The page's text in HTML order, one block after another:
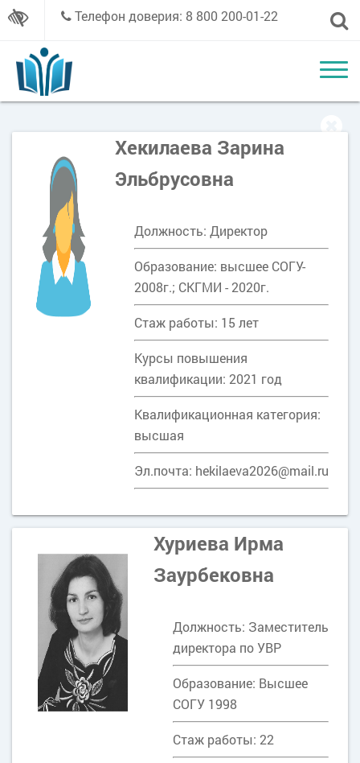
Телефон доверия: 8 800 200-01-22
Хекилаева Зарина
Эльбрусовна
Должность: Директор
Образование: высшее СОГУ-
2008г.; СКГМИ - 2020г.
Стаж работы: 15 лет
Курсы повышения
квалификации: 2021 год
Квалификационная категория:
высшая
Эл.почта: hekilaeva2026@mail.ru
Хуриева Ирма
Заурбековна
Должность: Заместитель
директора по УВР
Образование: Высшее
СОГУ 1998
Стаж работы: 22